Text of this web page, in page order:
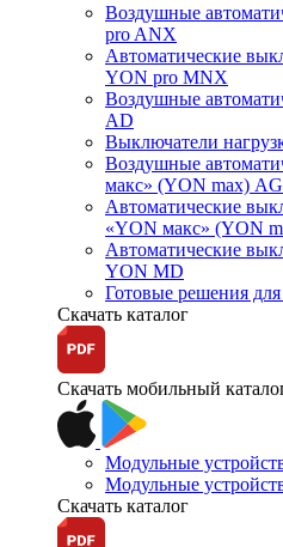
Воздушные
pro ANX
Автоматические
YON pro MNX
Воздушные
AD
Выключатели
Воздушные
макс» (YON max)
Автоматические
«YON макс» (YON
Автоматические
YON MD
Готовые решения
Скачать каталог
Скачать мобильный
Модульные
Модульные
Скачать каталог